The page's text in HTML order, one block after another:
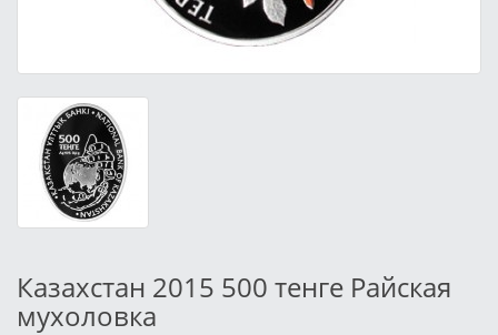
Казахстан 2015 500 тенге Райская
мухоловка